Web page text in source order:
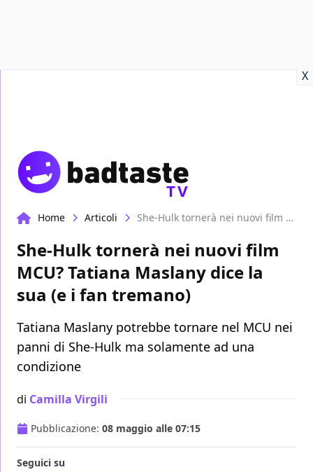
X
TV
Home Articoli She-Hulk tornerà nei nuovi film MCU? Tatiana Maslany dice la sua (e i fan tremano)
She-Hulk tornerà nei nuovi film
MCU? Tatiana Maslany dice la
sua (e i fan tremano)
Tatiana Maslany potrebbe tornare nel MCU nei
panni di She-Hulk ma solamente ad una
condizione
di Camilla Virgili
Pubblicazione: 08 maggio alle 07:15
Seguici su